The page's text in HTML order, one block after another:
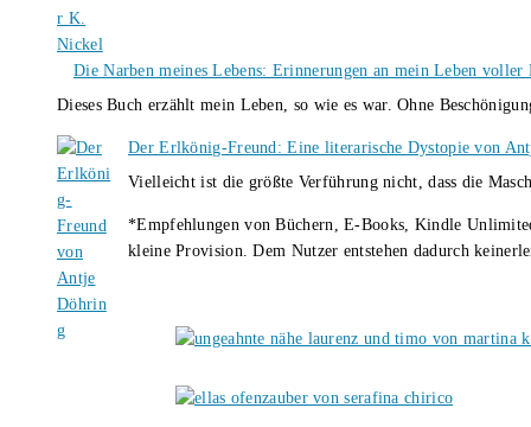
Die Narben meines Lebens: Erinnerungen an mein Leben
Dieses Buch erzählt mein Leben, so wie es war. Ohne
Der Erlkönig-Freund: Eine literarische Dystopie von
Vielleicht ist die größte Verführung nicht, dass die
*Empfehlungen von Büchern, E-Books, Kindle
kleine Provision. Dem Nutzer entstehen dadurch